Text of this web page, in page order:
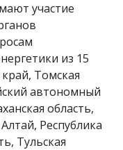
участие
из 15
Томская
автономный
область,
Республика
Тульская